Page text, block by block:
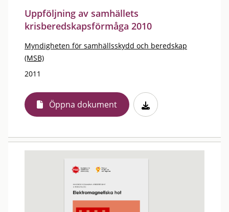
Uppföljning av samhällets
krisberedskapsförmåga 2010
Myndigheten för samhällsskydd och beredskap
(MSB)
2011
Öppna dokument